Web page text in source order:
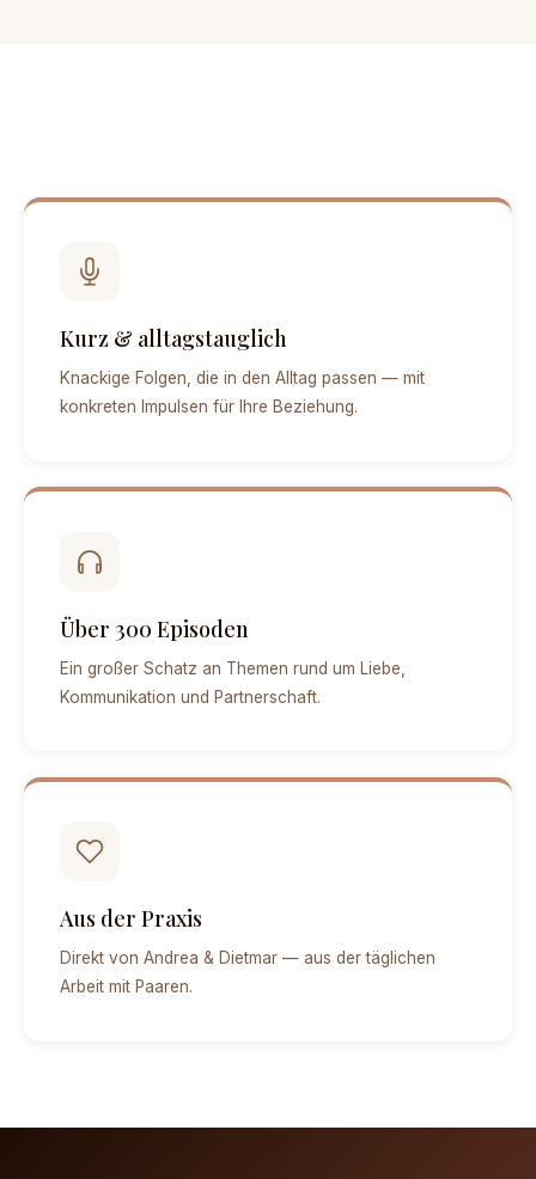
Kurz & alltagstauglich
Knackige Folgen, die in den Alltag passen — mit
konkreten Impulsen für Ihre Beziehung.
Über 300 Episoden
Ein großer Schatz an Themen rund um Liebe,
Kommunikation und Partnerschaft.
Aus der Praxis
Direkt von Andrea & Dietmar — aus der täglichen
Arbeit mit Paaren.